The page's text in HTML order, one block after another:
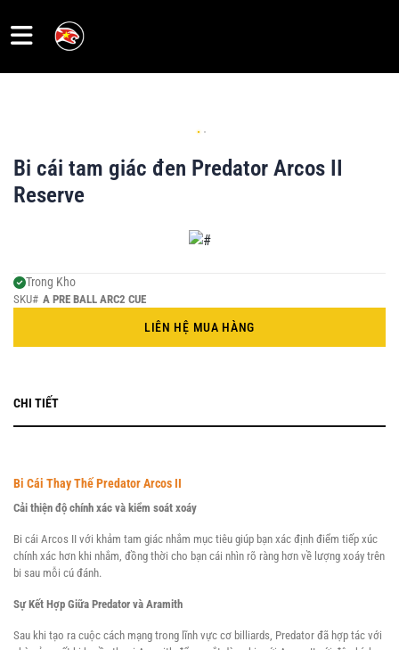
Sale
Ngọn -
Phá,
Nhảy
Bàn
Bida
Bao
Phụ
Bi cái tam giác đen Predator Arcos II
Reserve
Trong Kho
SKU# A PRE BALL ARC2 CUE
LIÊN HỆ MUA HÀNG
CHI TIẾT
Bi Cái Thay Thế Predator Arcos II
Cải thiện độ chính xác và kiểm soát xoáy
Bi cái Arcos II với khảm tam giác nhắm mục tiêu giúp bạn xác định điểm tiếp xúc
chính xác hơn khi nhắm, đồng thời cho bạn cái nhìn rõ ràng hơn về lượng xoáy trên
bi sau mỗi cú đánh.
Sự Kết Hợp Giữa Predator và Aramith
Sau khi tạo ra cuộc cách mạng trong lĩnh vực cơ billiards, Predator đã hợp tác với